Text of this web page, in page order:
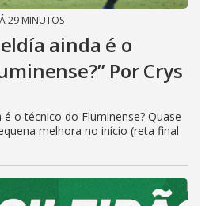
29 MINUTOS
ainda é o
Por Crys
o técnico do Fluminense? Quase
melhora no início (reta final